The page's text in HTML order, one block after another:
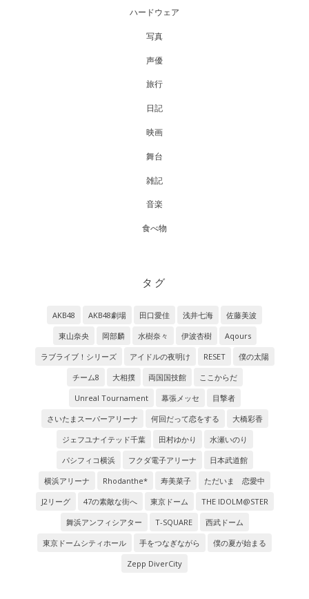
ハードウェア
写真
声優
旅行
日記
映画
舞台
雑記
音楽
食べ物
タグ
AKB48 AKB48劇場 田口愛佳 浅井七海
佐藤美波
東山奈央
岡部麟 水樹奈々 伊波杏樹
Aqours
ラブライブ！シリーズ
アイドルの夜明け RESET
僕の太陽
チーム8
大相撲 両国国技館
ここからだ
Unreal Tournament
幕張メッセ
目撃者
さいたまスーパーアリーナ
何回だって恋をする
大橋彩香
ジェフユナイテッド千葉
田村ゆかり
水瀬いのり
パシフィコ横浜
フクダ電子アリーナ
日本武道館
横浜アリーナ
Rhodanthe* 寿美菜子
ただいま 恋愛中
J2リーグ
47の素敵な街へ 東京ドーム
THE IDOLM@STER
舞浜アンフィシアター
T-SQUARE
西武ドーム
東京ドームシティホール
手をつなぎながら
僕の夏が始まる
Zepp DiverCity